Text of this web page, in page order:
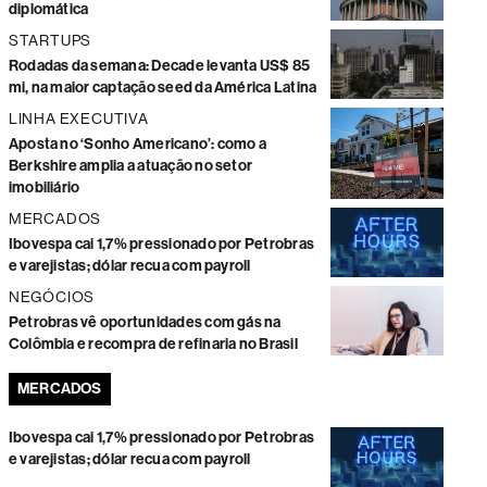
diplomática
STARTUPS
Rodadas da semana: Decade levanta US$ 85
mi, na maior captação seed da América Latina
LINHA EXECUTIVA
Aposta no ‘Sonho Americano’: como a
Berkshire amplia a atuação no setor
imobiliário
MERCADOS
Ibovespa cai 1,7% pressionado por Petrobras
e varejistas; dólar recua com payroll
NEGÓCIOS
Petrobras vê oportunidades com gás na
Colômbia e recompra de refinaria no Brasil
MERCADOS
Ibovespa cai 1,7% pressionado por Petrobras
e varejistas; dólar recua com payroll